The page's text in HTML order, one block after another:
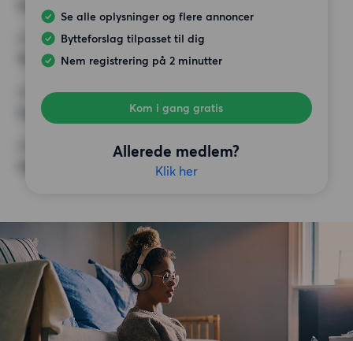
Se alle oplysninger og flere annoncer
Bytteforslag tilpasset til dig
Nem registrering på 2 minutter
Kom i gang gratis
Allerede medlem?
Klik her
MAX HUSLEJE
10 000 kr.
Ingen særlige krav
ØVRIGE PRÆFERENCER
Ingen særlige præferencer